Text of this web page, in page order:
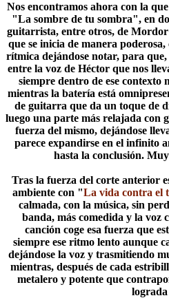
Nos encontramos ahora con la
"La sombre de tu sombra", en
guitarrista, entre otros, de
que se inicia de manera
rítmica dejándose notar, para
entre la voz de Héctor que nos
siempre dentro de ese contexto
mientras la batería está
de guitarra que da un toque de
luego una parte más relajada con
fuerza del mismo, dejándose
parece expandirse en el infinito
hasta la conclusión.
Tras la fuerza del corte anterior
ambiente con "La vida contra el
calmada, con la música, sin
banda, más comedida y la voz
canción coge esa fuerza que
siempre ese ritmo lento aunque
dejándose la voz y trasmitiendo
mientras, después de cada
metalero y potente que
lograda